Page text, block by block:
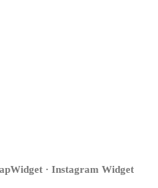
· Instagram Widget